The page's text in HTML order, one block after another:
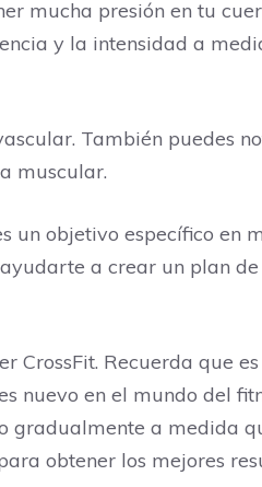
mucha presión en tu
y la intensidad a
También puedes
muscular.
un objetivo específico en
a crear un plan
CrossFit. Recuerda que
nuevo en el mundo del
gradualmente a medida
obtener los mejores